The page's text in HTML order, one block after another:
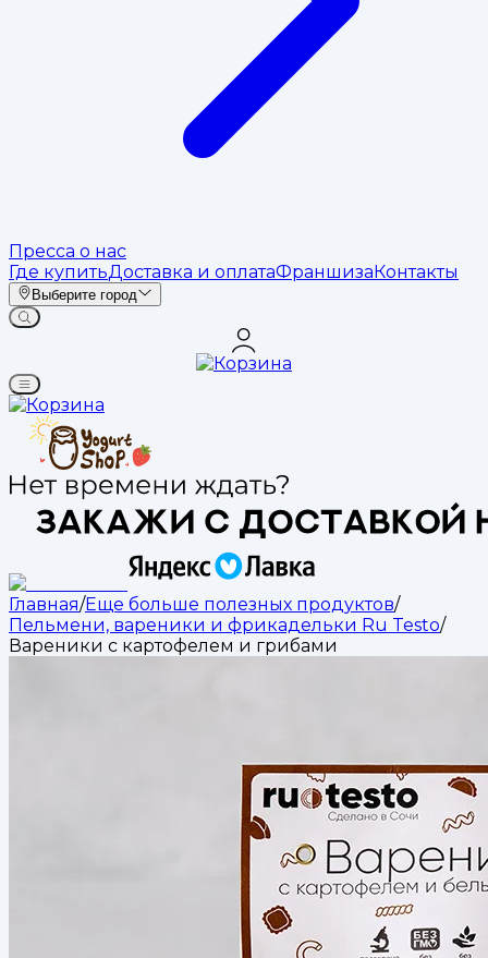
Пресса о нас
Где купитьДоставка и оплатаФраншизаКонтакты
Выберите город
Главная/Еще больше полезных продуктов/
Пельмени, вареники и фрикадельки Ru Testo/
Вареники с картофелем и грибами